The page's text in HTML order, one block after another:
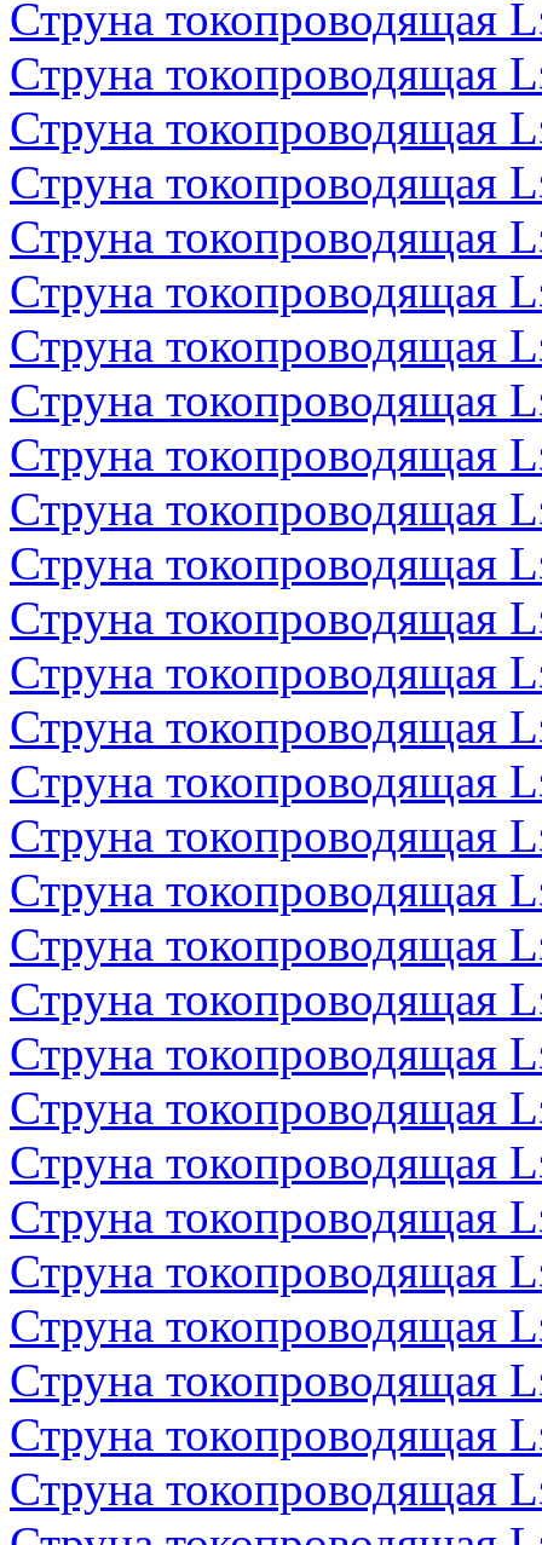
Струна токопроводящая
Струна токопроводящая
Струна токопроводящая
Струна токопроводящая
Струна токопроводящая
Струна токопроводящая
Струна токопроводящая
Струна токопроводящая
Струна токопроводящая
Струна токопроводящая
Струна токопроводящая
Струна токопроводящая
Струна токопроводящая
Струна токопроводящая
Струна токопроводящая
Струна токопроводящая
Струна токопроводящая
Струна токопроводящая
Струна токопроводящая
Струна токопроводящая
Струна токопроводящая
Струна токопроводящая
Струна токопроводящая
Струна токопроводящая
Струна токопроводящая
Струна токопроводящая
Струна токопроводящая
Струна токопроводящая